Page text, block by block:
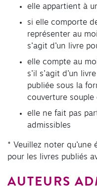
elle appartient à
si elle comporte
représenter au
s’agit d’un livre
elle compte au
s’il s’agit d’un
publiée sous la
couverture souple
elle ne fait pas
admissibles
* Veuillez noter qu’une
pour les livres publiés
AUTEURS